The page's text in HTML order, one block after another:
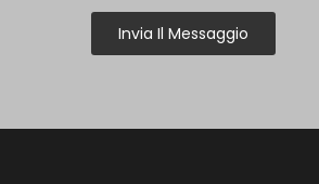
Invia Il Messaggio